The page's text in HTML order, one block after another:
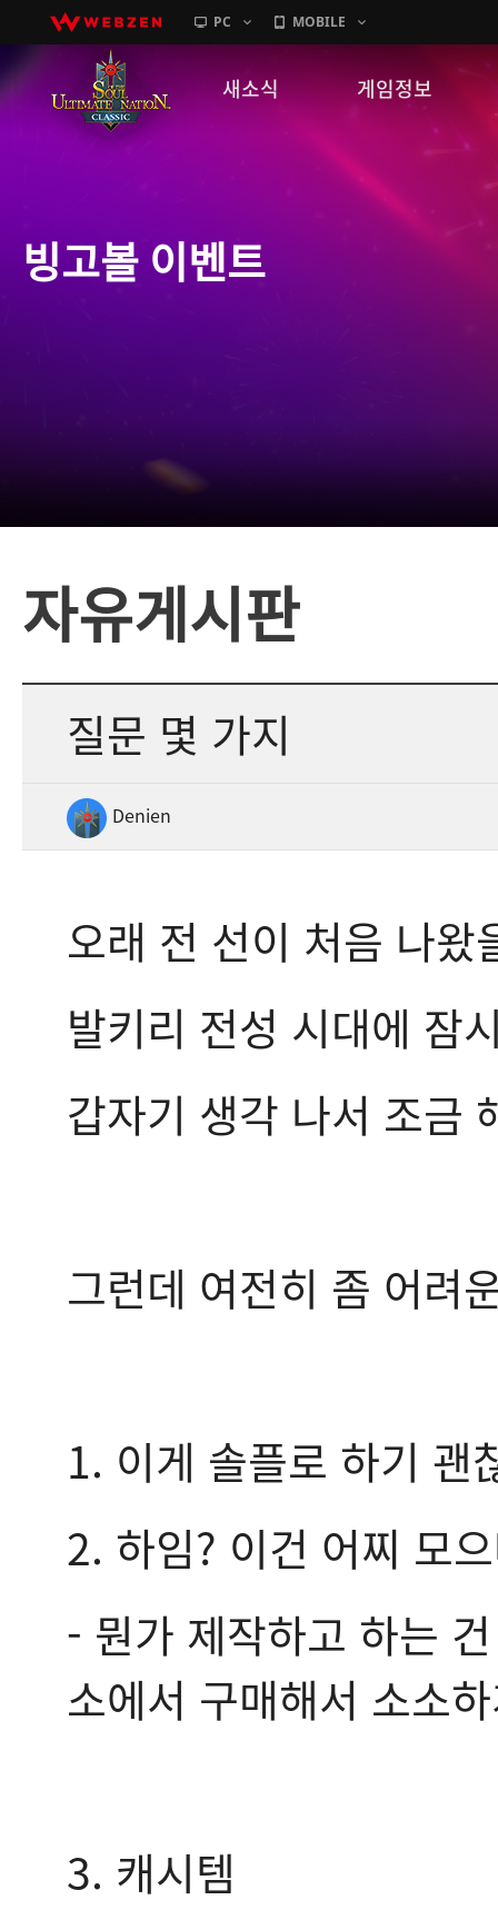
PC MOBILE
새소식
GM노트
게임정보
캐릭터소개
빙고볼 이벤트
자유게시판
질문 몇 가지
Denien
오래 전 선이 처음 나왔
발키리 전성 시대에 잠
갑자기 생각 나서 조금
그런데 여전히 좀 어려
1. 이게 솔플로 하기 괜
2. 하임? 이건 어찌 모
- 뭔가 제작하고 하는
소에서 구매해서 소소
3. 캐시템